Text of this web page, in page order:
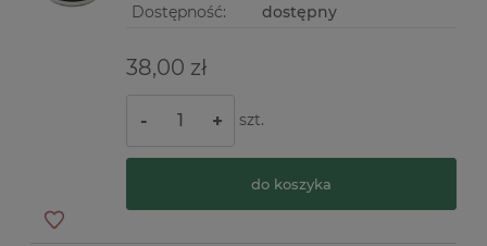
Dostępność: dostępny
38,00 zł
- + szt.
do koszyka